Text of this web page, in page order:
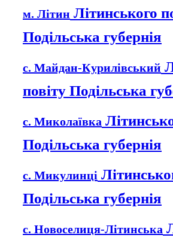
м. Літин Літинського
Подільська губернія
с. Майдан-Курилівський
повіту Подільська
с. Миколаївка
Подільська губернія
с. Микулинці
Подільська губернія
с. Новоселиця-Літинська